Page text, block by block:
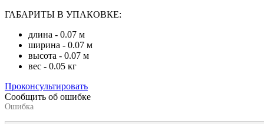
ГАБАРИТЫ В УПАКОВКЕ:
длина - 0.07 м
ширина - 0.07 м
высота - 0.07 м
вес - 0.05 кг
Проконсультировать
Сообщить об ошибке
Ошибка